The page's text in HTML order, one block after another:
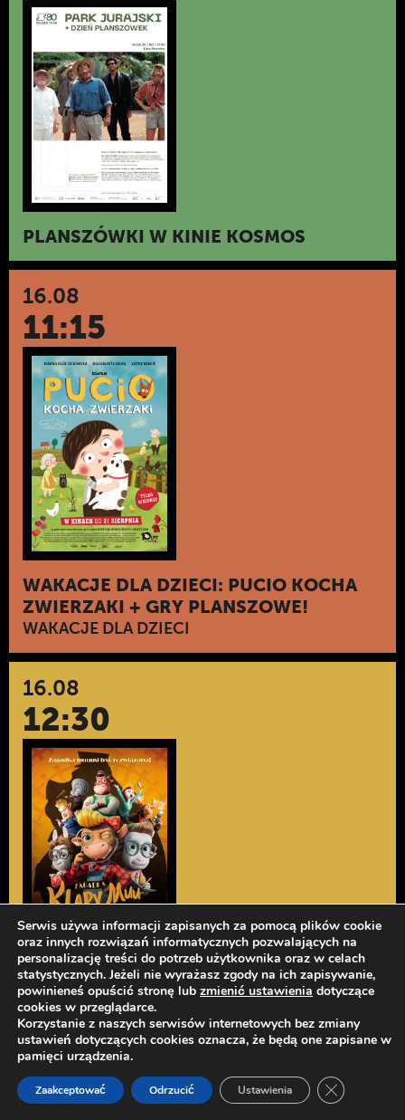
PLANSZÓWKI W KINIE KOSMOS
16.08
11:15
WAKACJE DLA DZIECI: PUCIO KOCHA
ZWIERZAKI + GRY PLANSZOWE!
WAKACJE DLA DZIECI
16.08
12:30
WAKACJE DLA DZIECI: ZAGADKA KLARY
MUU + GRY PLANSZOWE!
WAKACJE DLA DZIECI
16.08
14:00
Serwis używa informacji zapisanych za pomocą plików cookie
oraz innych rozwiązań informatycznych pozwalających na
personalizację treści do potrzeb użytkownika oraz w celach
statystycznych. Jeżeli nie wyrażasz zgody na ich zapisywanie,
powinieneś opuścić stronę lub zmienić ustawienia dotyczące
cookies w przeglądarce.
Korzystanie z naszych serwisów internetowych bez zmiany
ustawień dotyczących cookies oznacza, że będą one zapisane w
pamięci urządzenia.
Zaakceptować Odrzucić Ustawienia Zamknij